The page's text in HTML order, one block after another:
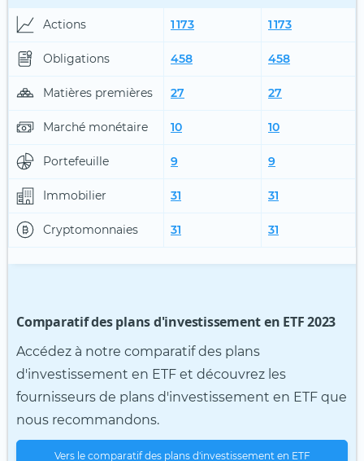
Actions 1 173 1 173
Obligations 458 458
Matières premières 27 27
Marché monétaire 10 10
Portefeuille 9 9
Immobilier 31 31
Cryptomonnaies 31 31
Comparatif des plans d'investissement en ETF 2023
Accédez à notre comparatif des plans
d'investissement en ETF et découvrez les
fournisseurs de plans d'investissement en ETF que
nous recommandons.
Vers le comparatif des plans d'investissement en ETF